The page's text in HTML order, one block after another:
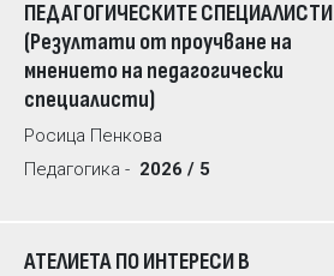
ПЕДАГОГИЧЕСКИТЕ СПЕЦИАЛИСТИ
(Резултати от проучване на
мнението на педагогически
специалисти)
Росица Пенкова
Педагогика - 2026 / 5
АТЕЛИЕТА ПО ИНТЕРЕСИ В